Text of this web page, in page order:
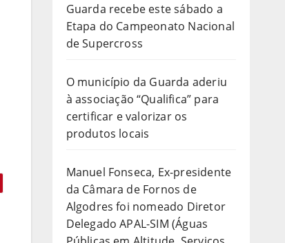
Guarda recebe este sábado a
Etapa do Campeonato Nacional
de Supercross
O município da Guarda aderiu
à associação “Qualifica” para
certificar e valorizar os
produtos locais
Manuel Fonseca, Ex-presidente
da Câmara de Fornos de
Algodres foi nomeado Diretor
Delegado APAL-SIM (Águas